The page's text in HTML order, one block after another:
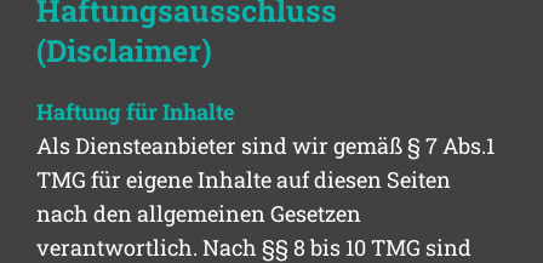
Haftungsausschluss
(Disclaimer)
Haftung für Inhalte
Als Diensteanbieter sind wir gemäß § 7 Abs.1
TMG für eigene Inhalte auf diesen Seiten
nach den allgemeinen Gesetzen
verantwortlich. Nach §§ 8 bis 10 TMG sind